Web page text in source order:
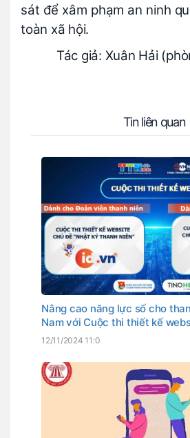
sát để xâm phạm an ninh
toàn xã hội.
Tác giả: Xuân Hải
Tin liên quan
Nâng cao năng lực số cho
Nam với Cuộc thi thiết kế
quốc gia “.vn”
12/11/2024 11:0